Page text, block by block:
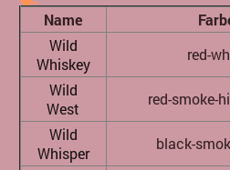
Name
Wild
Whiskey
red-
Wild
West
red-smoke-
Wild
Whisper
black-